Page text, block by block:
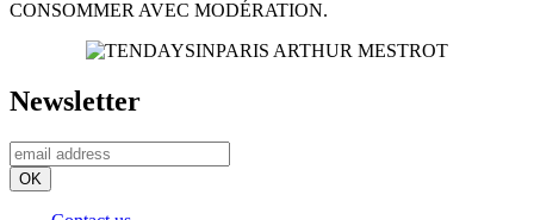
CONSOMMER AVEC MODÉRATION.
Newsletter